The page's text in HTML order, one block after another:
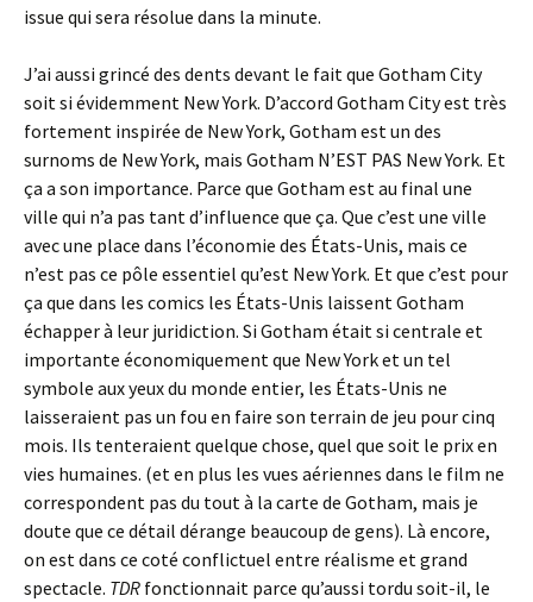
issue qui sera résolue dans la minute.
J’ai aussi grincé des dents devant le fait que Gotham City
soit si évidemment New York. D’accord Gotham City est très
fortement inspirée de New York, Gotham est un des
surnoms de New York, mais Gotham N’EST PAS New York. Et
ça a son importance. Parce que Gotham est au final une
ville qui n’a pas tant d’influence que ça. Que c’est une ville
avec une place dans l’économie des États-Unis, mais ce
n’est pas ce pôle essentiel qu’est New York. Et que c’est pour
ça que dans les comics les États-Unis laissent Gotham
échapper à leur juridiction. Si Gotham était si centrale et
importante économiquement que New York et un tel
symbole aux yeux du monde entier, les États-Unis ne
laisseraient pas un fou en faire son terrain de jeu pour cinq
mois. Ils tenteraient quelque chose, quel que soit le prix en
vies humaines. (et en plus les vues aériennes dans le film ne
correspondent pas du tout à la carte de Gotham, mais je
doute que ce détail dérange beaucoup de gens). Là encore,
on est dans ce coté conflictuel entre réalisme et grand
spectacle. TDR fonctionnait parce qu’aussi tordu soit-il, le